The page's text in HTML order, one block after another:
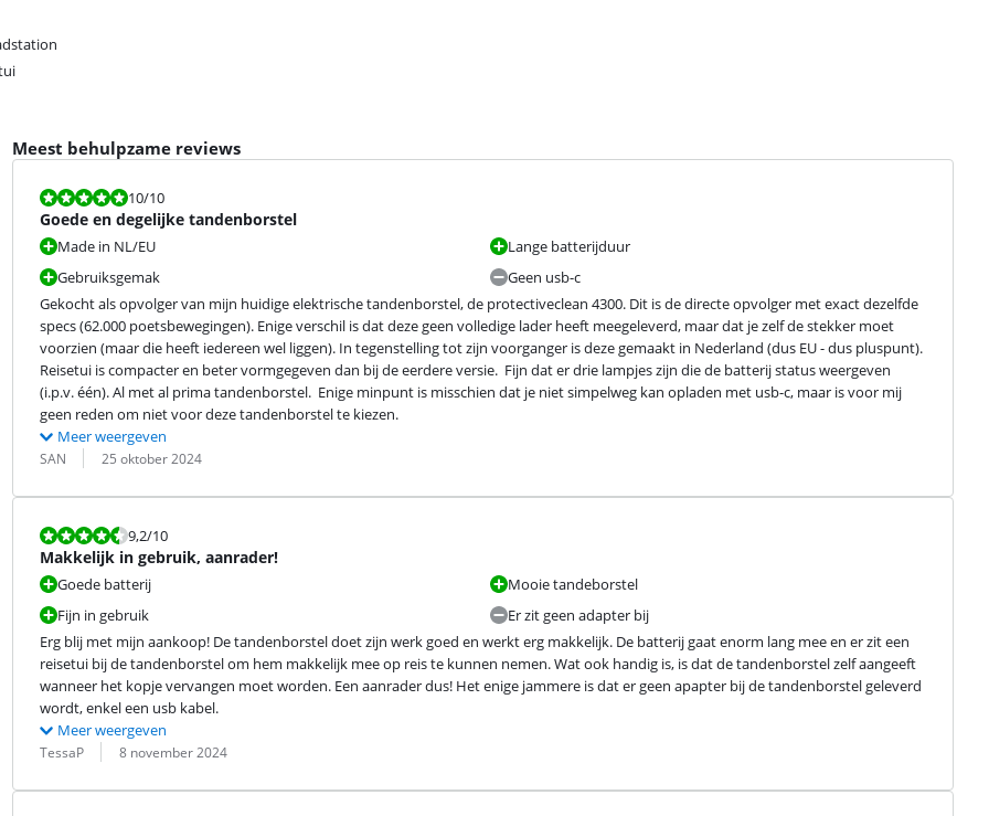
Meest behulpzame reviews
Beoordeling is 10 van de 10.
10/10
Goede en degelijke tandenborstel
Made in NL/EU
Gebruiksgemak
Lange batterijduur
Geen usb-c
Gekocht als opvolger van mijn huidige elektrische tandenborstel, de protectiveclean 4300. Dit is de directe opvolger met exact dezelfde
specs (62.000 poetsbewegingen). Enige verschil is dat deze geen volledige lader heeft meegeleverd, maar dat je zelf de stekker moet
voorzien (maar die heeft iedereen wel liggen). In tegenstelling tot zijn voorganger is deze gemaakt in Nederland (dus EU - dus pluspunt).
Reisetui is compacter en beter vormgegeven dan bij de eerdere versie.  Fijn dat er drie lampjes zijn die de batterij status weergeven
(i.p.v. één). Al met al prima tandenborstel.  Enige minpunt is misschien dat je niet simpelweg kan opladen met usb-c, maar is voor mij
geen reden om niet voor deze tandenborstel te kiezen.
Meer weergeven
Beoordeling door:
SAN
Datum: 25 oktober 2024
Beoordeling is 9,2 van de 10.
9,2/10
Makkelijk in gebruik, aanrader!
Goede batterij
Fijn in gebruik
Mooie tandeborstel
Er zit geen adapter bij
Erg blij met mijn aankoop! De tandenborstel doet zijn werk goed en werkt erg makkelijk. De batterij gaat enorm lang mee en er zit een
reisetui bij de tandenborstel om hem makkelijk mee op reis te kunnen nemen. Wat ook handig is, is dat de tandenborstel zelf aangeeft
wanneer het kopje vervangen moet worden. Een aanrader dus! Het enige jammere is dat er geen apapter bij de tandenborstel geleverd
wordt, enkel een usb kabel.
Meer weergeven
Beoordeling door:
TessaP
Datum: 8 november 2024